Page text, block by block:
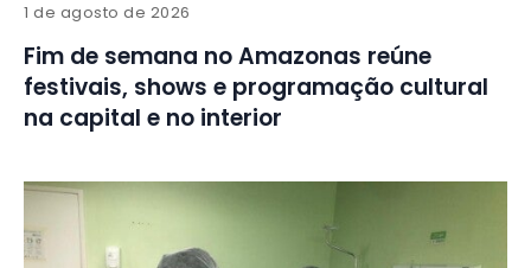
1 de agosto de 2026
Fim de semana no Amazonas reúne
festivais, shows e programação cultural
na capital e no interior